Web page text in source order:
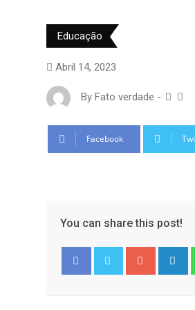
Educação
Abril 14, 2023
By Fato verdade -
Facebook
You can share this post!
Google+